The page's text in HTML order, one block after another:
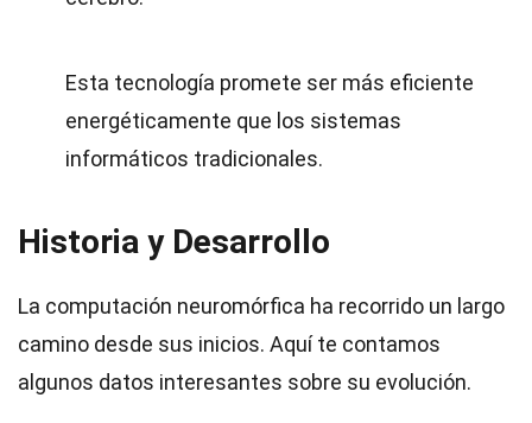
Esta tecnología promete ser más eficiente
energéticamente que los sistemas
informáticos tradicionales.
Historia y Desarrollo
La computación neuromórfica ha recorrido un largo
camino desde sus inicios. Aquí te contamos
algunos datos interesantes sobre su evolución.